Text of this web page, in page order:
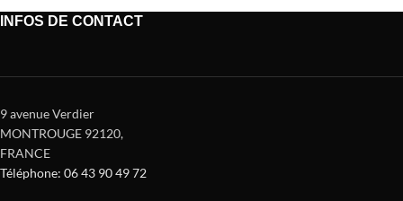
INFOS DE CONTACT
9 avenue Verdier
MONTROUGE 92120,
FRANCE
Téléphone: 06 43 90 49 72